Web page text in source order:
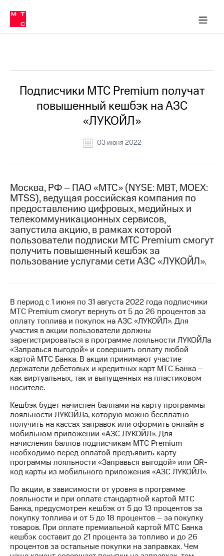
Медиа-центр
и акционерам
Устойчивое развитие
Комплаенс и деловая этика
компании
Карьера
История
компании
информация
Пресс-
релизы
МТС
о технологиях
Достижения
Интервью
Контакты
Новости
в
регионе
и акционерам
Корпоративное
управление
Корпоративный
секретарь
Раскрытие
информации
Информация
акционерам
Документы
ПАО
Собрания
акционеров
Личный
кабинет
акционера
Акционерный
капитал
в МТС
Пресс-
релизы
о технологиях
Подписчики МТС Premium получат
повышенный кешбэк на АЗС
«ЛУКОЙЛ»
03 июня 2022
Москва, РФ – ПАО «МТС» (NYSE: MBT, MOEX:
MTSS), ведущая российская компания по
предоставлению цифровых, медийных и
телекоммуникационных сервисов,
запустила акцию, в рамках которой
пользователи подписки МТС Premium смогут
получить повышенный кешбэк за
пользование услугами сети АЗС «ЛУКОЙЛ».
В период с 1 июня по 31 августа 2022 года подписчики
МТС Premium смогут вернуть от 5 до 26 процентов за
оплату топлива и покупок на АЗС «ЛУКОЙЛ». Для
участия в акции пользователи должны
зарегистрироваться в программе лояльности ЛУКОЙЛа
«Заправься выгодой» и совершить оплату любой
картой МТС Банка. В акции принимают участие
держатели дебетовых и кредитных карт МТС Банка –
как виртуальных, так и выпущенных на пластиковом
носителе.
Кешбэк будет начислен баллами на карту программы
лояльности ЛУКОЙЛа, которую можно бесплатно
получить на кассах заправок или оформить онлайн в
мобильном приложении «АЗС ЛУКОЙЛ». Для
начисления баллов подписчикам МТС Premium
необходимо перед оплатой предъявить карту
программы лояльности «Заправься выгодой» или QR-
код карты из мобильного приложения «АЗС ЛУКОЙЛ».
По акции, в зависимости от уровня в программе
лояльности и при оплате стандартной картой МТС
Банка, предусмотрен кешбэк от 5 до 13 процентов за
покупку топлива и от 5 до 18 процентов – за покупку
товаров. При оплате премиальной картой МТС Банка
кешбэк составит до 21 процента за топливо и до 26
процентов за остальные покупки на заправках. Чем